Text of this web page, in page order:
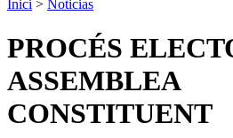
Inici > Noticias
PROCÉS
ASSEMBLEA
CONSTITUENT